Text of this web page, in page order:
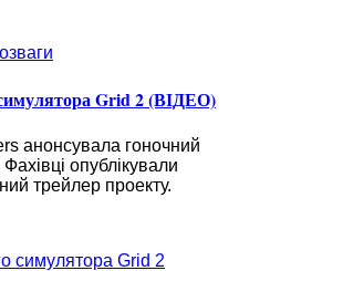
Grid 2 (ВІДЕО)
анонсувала гоночний
опублікували
трейлер проекту.